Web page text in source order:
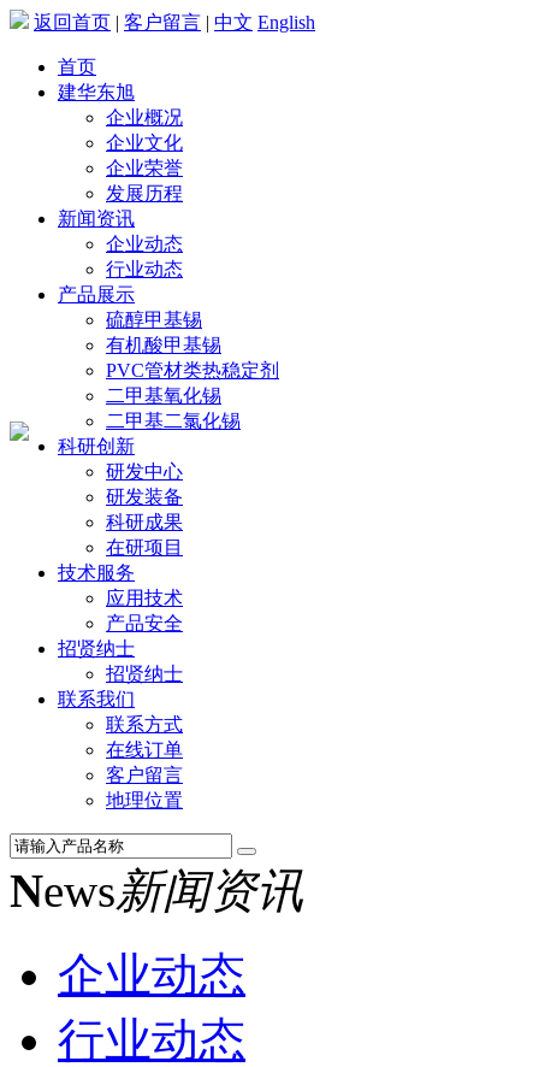
返回首页 | 客户留言 | 中文 English
首页
建华东旭
企业概况
企业文化
企业荣誉
发展历程
新闻资讯
企业动态
行业动态
产品展示
硫醇甲基锡
有机酸甲基锡
PVC管材类热稳定剂
二甲基氧化锡
二甲基二氯化锡
科研创新
研发中心
研发装备
科研成果
在研项目
技术服务
应用技术
产品安全
招贤纳士
招贤纳士
联系我们
联系方式
在线订单
客户留言
地理位置
News新闻资讯
企业动态
行业动态